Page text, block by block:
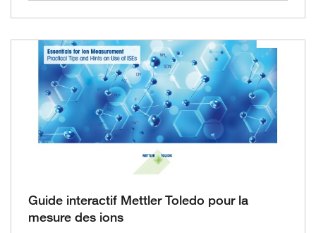
Guide interactif Mettler Toledo pour la
mesure des ions